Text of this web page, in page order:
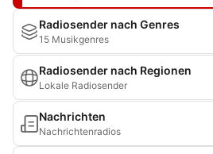
Radiosender nach Genres
15 Musikgenres
Radiosender nach Regionen
Lokale Radiosender
Nachrichten
Nachrichtenradios